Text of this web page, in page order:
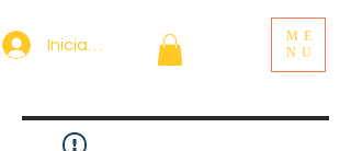
Iniciar sesión
ME
NU